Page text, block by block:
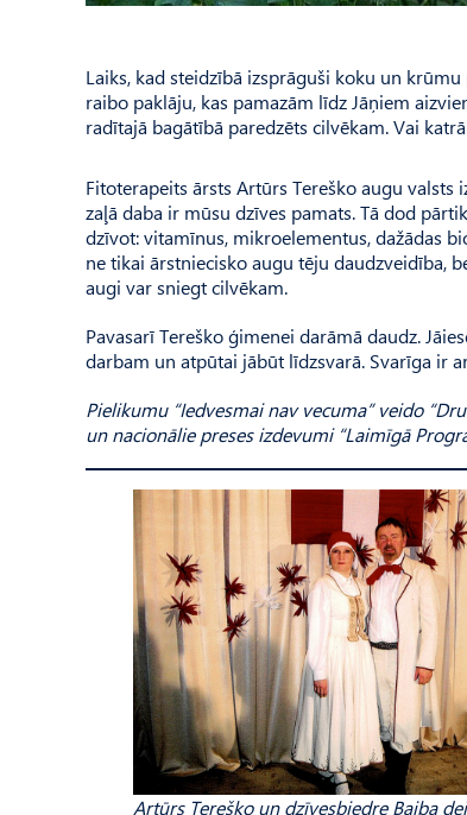
Laiks, kad steidzībā izsprāguši koku un
raibo paklāju, kas pamazām līdz Jāņiem
radītajā bagātībā paredzēts cilvēkam. Vai
Fitoterapeits ārsts Artūrs Tereško augu valsts
zaļā daba ir mūsu dzīves pamats. Tā dod
dzīvot: vitamīnus, mikroelementus, dažādas
ne tikai ārstniecisko augu tēju daudzveidība,
augi var sniegt cilvēkam.
Pavasarī Tereško ģimenei darāmā daudz.
darbam un atpūtai jābūt līdzsvarā. Svarīga ir
Pielikumu “Iedvesmai nav vecuma” veido
un nacionālie preses izdevumi “Laimīgā
Artūrs Tereško un dzīvesbiedre Baiba